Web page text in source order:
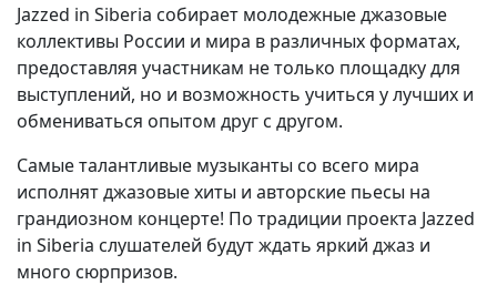
Jazzed in Siberia собирает молодежные джазовые
коллективы России и мира в различных форматах,
предоставляя участникам не только площадку для
выступлений, но и возможность учиться у лучших и
обмениваться опытом друг с другом.
Самые талантливые музыканты со всего мира
исполнят джазовые хиты и авторские пьесы на
грандиозном концерте! По традиции проекта Jazzed
in Siberia слушателей будут ждать яркий джаз и
много сюрпризов.